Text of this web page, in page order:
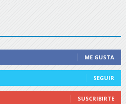
ME GUSTA
SEGUIR
SUSCRIBIRTE